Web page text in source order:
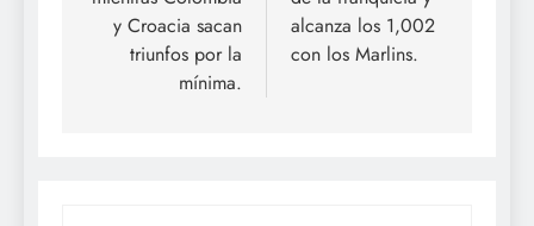
y Croacia sacan
triunfos por la
mínima.
alcanza los 1,002
con los Marlins.